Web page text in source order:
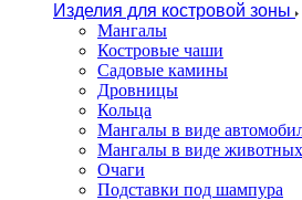
Изделия для костровой зоны
Мангалы
Костровые чаши
Садовые камины
Дровницы
Кольца
Мангалы в виде
Мангалы в виде животных
Очаги
Подставки под шампура